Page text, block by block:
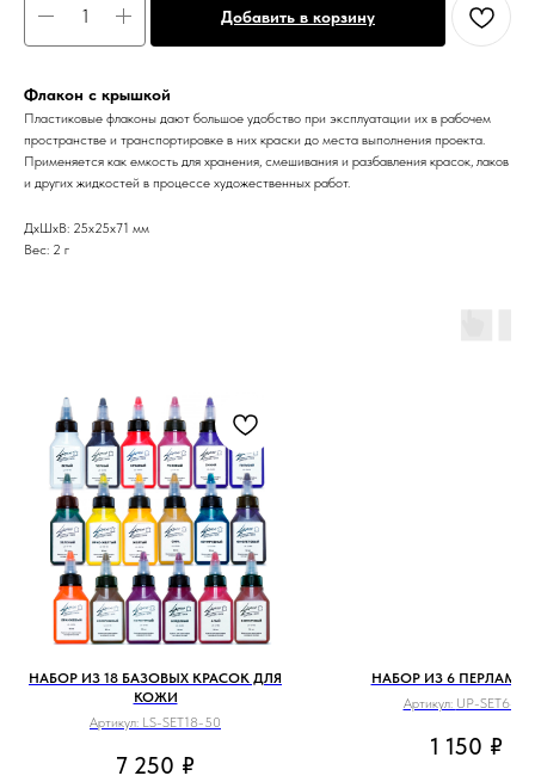
Добавить в корзину
Флакон с крышкой
Пластиковые флаконы дают большое удобство при эксплуатации их в рабочем
пространстве и транспортировке в них краски до места выполнения проекта.
Применяется как емкость для хранения, смешивания и разбавления красок, лаков
и других жидкостей в процессе художественных работ.
ДxШxВ: 25x25x71 мм
Вес: 2 г
НАБОР ИЗ 18 БАЗОВЫХ КРАСОК ДЛЯ
КОЖИ
Артикул: LS-SET18-50
7 250 ₽
НАБОР ИЗ 6
Артикул: UP-SET6-15
1 150 ₽